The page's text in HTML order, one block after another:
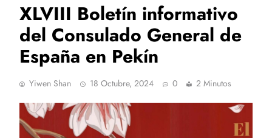
XLVIII Boletín informativo
del Consulado General de
España en Pekín
Yiwen Shan 18 Octubre, 2024 0 2 Minutos